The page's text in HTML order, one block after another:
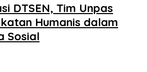
DTSEN, Tim Unpas
Humanis dalam
Sosial